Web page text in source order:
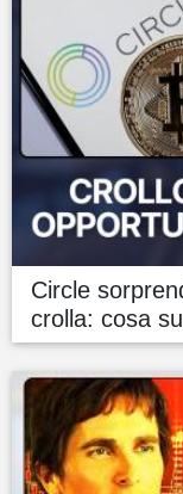
Circle
crolla: cosa